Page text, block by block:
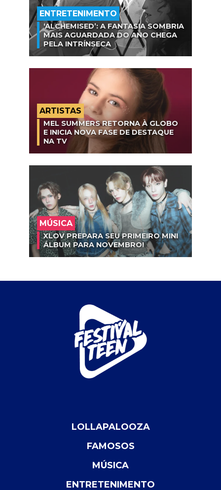
ENTRETENIMENTO
‘ALCHEMISED’: A FANTASIA SOMBRIA
MAIS AGUARDADA DO ANO CHEGA
PELA INTRÍNSECA
ARTISTAS
MEL SUMMERS RETORNA À GLOBO
E INICIA NOVA FASE DE DESTAQUE
NA TV
MÚSICA
XLOV PREPARA SEU PRIMEIRO MINI
ÁLBUM PARA NOVEMBRO!
LOLLAPALOOZA
FAMOSOS
MÚSICA
ENTRETENIMENTO